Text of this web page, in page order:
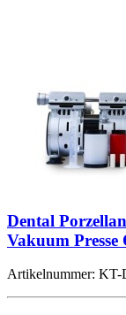
Dental
Vakuum Presse
Artikelnummer: KT-